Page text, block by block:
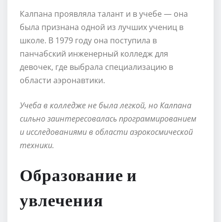
Калпана проявляла талант и в учебе — она
была признана одной из лучших учениц в
школе. В 1979 году она поступила в
панчабский инженерный колледж для
девочек, где выбрала специализацию в
области аэронавтики.
Учеба в колледже не была легкой, но Калпана
сильно заинтересовалась программированием
и исследованиями в области аэрокосмической
техники.
Образование и
увлечения